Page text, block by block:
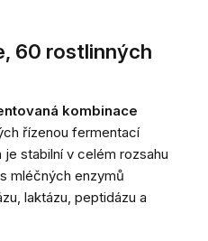
60 rostlinných
kombinace
řízenou fermentací
stabilní v celém rozsahu
mléčných enzymů
laktázu, peptidázu a